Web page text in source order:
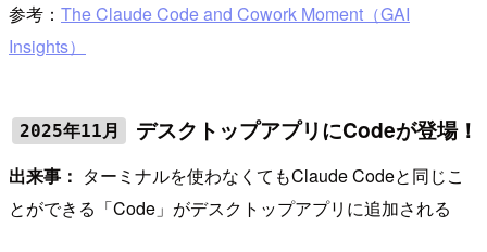
参考： The Claude Code and Cowork Moment（GAI
Insights）
2025年11月 デスクトップアプリにCodeが登場！
出来事： ターミナルを使わなくてもClaude Codeと同じこ
とができる「Code」がデスクトップアプリに追加される